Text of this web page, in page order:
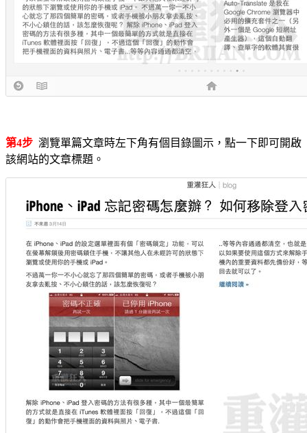
第4步 瀏覽單篇文章時左下角有個目錄圖示，點一下即可開啟
該網站的文章標題。